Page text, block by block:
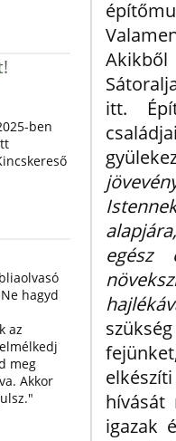
ben
hagyd
az
meg
Akkor
itt.
egész
hívását
igazak